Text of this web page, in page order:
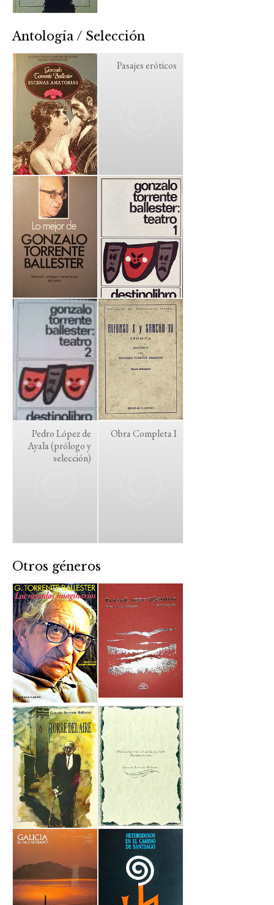
Antología / Selección
Pasajes eróticos
Pedro López de
Ayala (prólogo y
selección)
Obra Completa I
Otros géneros